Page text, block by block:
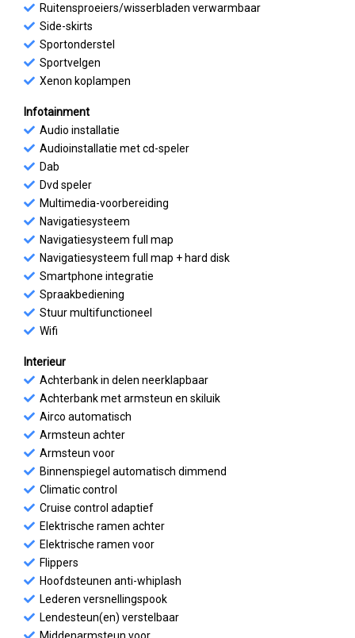
Ruitensproeiers/wisserbladen verwarmbaar
Side-skirts
Sportonderstel
Sportvelgen
Xenon koplampen
Infotainment
Audio installatie
Audioinstallatie met cd-speler
Dab
Dvd speler
Multimedia-voorbereiding
Navigatiesysteem
Navigatiesysteem full map
Navigatiesysteem full map + hard disk
Smartphone integratie
Spraakbediening
Stuur multifunctioneel
Wifi
Interieur
Achterbank in delen neerklapbaar
Achterbank met armsteun en skiluik
Airco automatisch
Armsteun achter
Armsteun voor
Binnenspiegel automatisch dimmend
Climatic control
Cruise control adaptief
Elektrische ramen achter
Elektrische ramen voor
Flippers
Hoofdsteunen anti-whiplash
Lederen versnellingspook
Lendesteun(en) verstelbaar